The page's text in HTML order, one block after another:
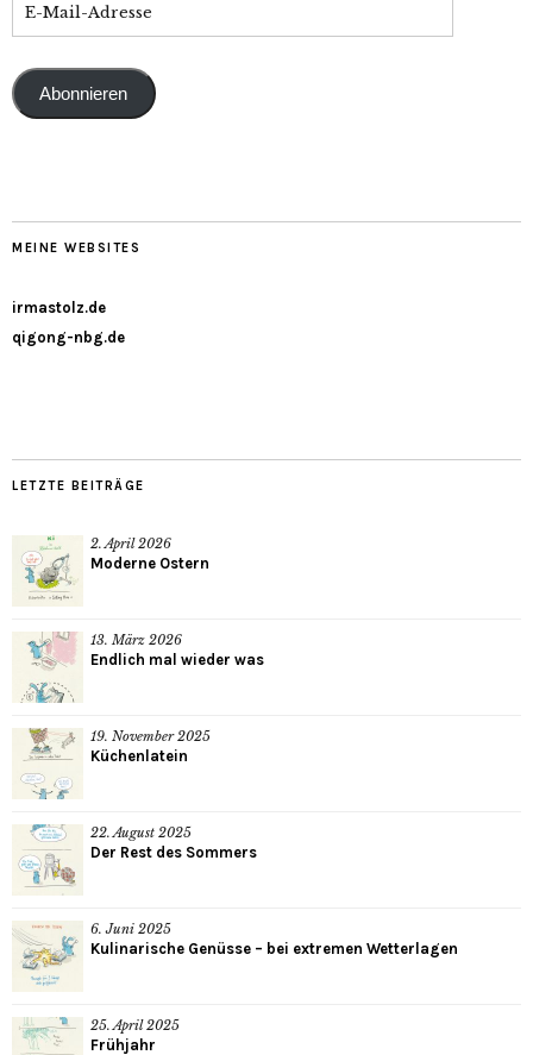
Abonnieren
MEINE WEBSITES
irmastolz.de
qigong-nbg.de
LETZTE BEITRÄGE
2. April 2026
Moderne Ostern
13. März 2026
Endlich mal wieder was
19. November 2025
Küchenlatein
22. August 2025
Der Rest des Sommers
6. Juni 2025
Kulinarische Genüsse – bei extremen Wetterlagen
25. April 2025
Frühjahr